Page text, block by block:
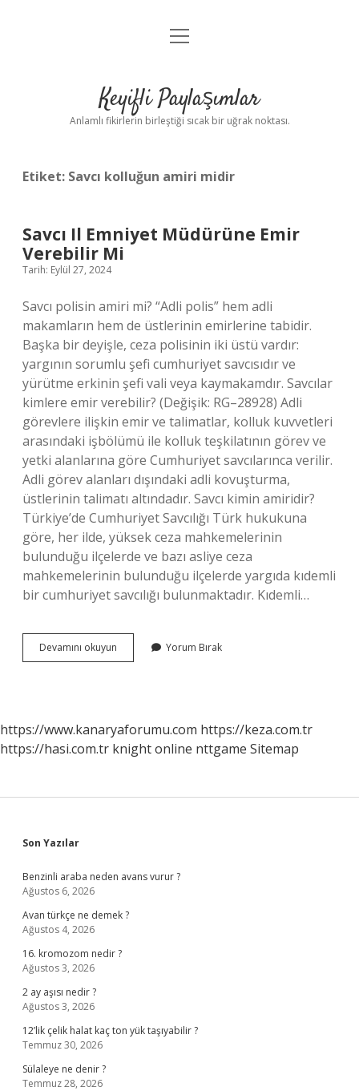
Anasayfa
Yasal Uyarı
menüyü
Keyifli Paylaşımlar
Anlamlı fikirlerin birleştiği sıcak bir uğrak noktası.
Etiket: Savcı kolluğun amiri midir
Savcı Il Emniyet Müdürüne Emir
Verebilir Mi
Tarih: Eylül 27, 2024
Savcı polisin amiri mi? “Adli polis” hem adli
makamların hem de üstlerinin emirlerine tabidir.
Başka bir deyişle, ceza polisinin iki üstü vardır:
yargının sorumlu şefi cumhuriyet savcısıdır ve
yürütme erkinin şefi vali veya kaymakamdır. Savcılar
kimlere emir verebilir? (Değişik: RG–28928) Adli
görevlere ilişkin emir ve talimatlar, kolluk kuvvetleri
arasındaki işbölümü ile kolluk teşkilatının görev ve
yetki alanlarına göre Cumhuriyet savcılarınca verilir.
Adli görev alanları dışındaki adli kovuşturma,
üstlerinin talimatı altındadır. Savcı kimin amiridir?
Türkiye’de Cumhuriyet Savcılığı Türk hukukuna
göre, her ilde, yüksek ceza mahkemelerinin
bulunduğu ilçelerde ve bazı asliye ceza
mahkemelerinin bulunduğu ilçelerde yargıda kıdemli
bir cumhuriyet savcılığı bulunmaktadır. Kıdemli…
Devamını okuyun
Il
Mi
Yorum Bırak
https://www.kanaryaforumu.com https://keza.com.tr
https://hasi.com.tr knight online nttgame Sitemap
Sidebar
Son Yazılar
Benzinli araba neden avans vurur ?
Ağustos 6, 2026
Avan türkçe ne demek ?
Ağustos 4, 2026
16. kromozom nedir ?
Ağustos 3, 2026
2 ay aşısı nedir ?
Ağustos 3, 2026
12’lik çelik halat kaç ton yük taşıyabilir ?
Temmuz 30, 2026
Sülaleye ne denir ?
Temmuz 28, 2026